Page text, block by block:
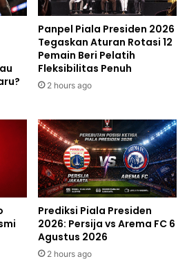
Panpel Piala Presiden 2026
Tegaskan Aturan Rotasi 12
Pemain Beri Pelatih
Fleksibilitas Penuh
2 hours ago
Prediksi Piala Presiden
2026: Persija vs Arema FC 6
Agustus 2026
2 hours ago